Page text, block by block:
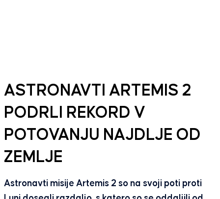
ASTRONAVTI ARTEMIS 2
PODRLI REKORD V
POTOVANJU NAJDLJE OD
ZEMLJE
Astronavti misije Artemis 2 so na svoji poti proti